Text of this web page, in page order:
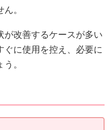
。
改善するケースが多い
に使用を控え、必要に
。